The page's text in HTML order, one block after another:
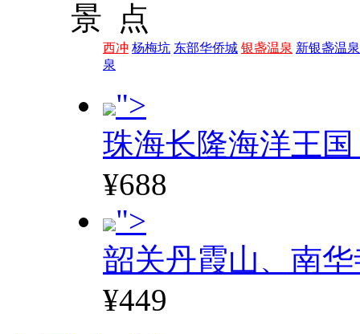
景 点
西冲 杨梅坑 东部华侨城 银盏温泉 新银盏温泉
泉
">
珠海长隆海洋王
¥688
">
韶关丹霞山、南
¥449